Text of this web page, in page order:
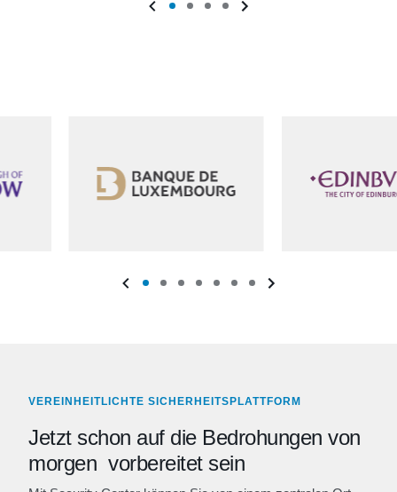
VEREINHEITLICHTE SICHERHEITSPLATTFORM
Jetzt schon auf die Bedrohungen von
morgen vorbereitet sein